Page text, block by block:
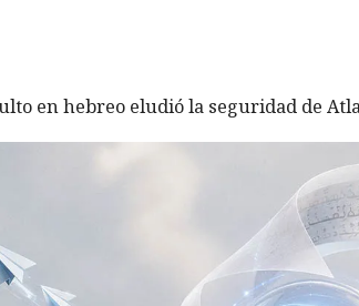
en hebreo eludió la seguridad de